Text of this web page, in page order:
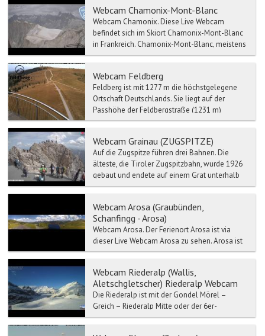
Webcam Chamonix-Mont-Blanc
Webcam Chamonix. Diese Live Webcam
befindet sich im Skiort Chamonix-Mont-Blanc
in Frankreich. Chamonix-Mont-Blanc, meistens
kurz Cham...
Webcam Feldberg
Feldberg ist mit 1277 m die höchstgelegene
Ortschaft Deutschlands. Sie liegt auf der
Passhöhe der Feldbergstraße (1231 m)
zwischen dem Wiesental im...
Webcam Grainau (ZUGSPITZE)
Auf die Zugspitze führen drei Bahnen. Die
älteste, die Tiroler Zugspitzbahn, wurde 1926
gebaut und endete auf einem Grat unterhalb
des Gipfels, bev...
Webcam Arosa (Graubünden,
Schanfingg - Arosa)
Webcam Arosa. Der Ferienort Arosa ist via
dieser Live Webcam Arosa zu sehen. Arosa ist
eine Gemeinde im Kanton Graubünden. Arosa
Webcam Riederalp (Wallis,
Aletschgletscher) Riederalp Webcam
Die Riederalp ist mit der Gondel Mörel –
Greich – Riederalp Mitte oder der 6er-
Gondelbahn Mörel – Ried-Mörel – Riederalp